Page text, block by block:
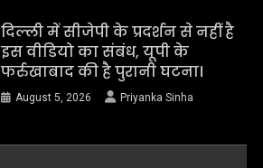
दिल्ली में सीजेपी के प्रदर्शन से नहीं है
इस वीडियो का संबंध, यूपी के
फर्रुखाबाद की है पुरानी घटना।
August 5, 2026 Priyanka Sinha